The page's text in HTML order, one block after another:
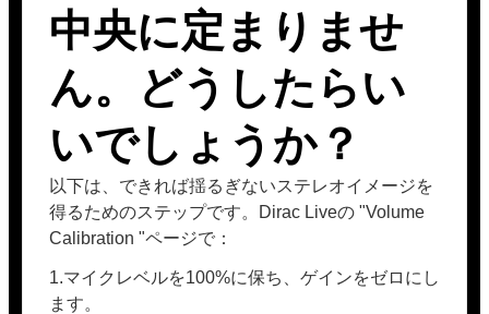
中央に定まりませ
ん。どうしたらい
いでしょうか？
以下は、できれば揺るぎないステレオイメージを
得るためのステップです。Dirac Liveの "Volume
Calibration "ページで：
1.マイクレベルを100%に保ち、ゲインをゼロにし
ます。